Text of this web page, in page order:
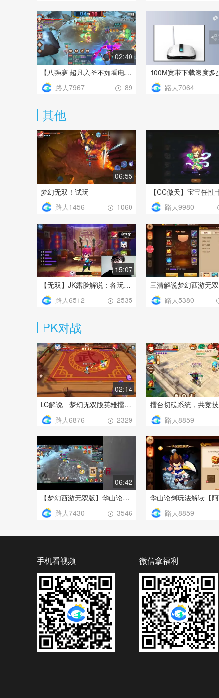
02:40
【八强赛 超凡入圣不如看电影吧VS超凡入圣暗影月刃】2019年3月第五周黄金组
89
路人7967 路人7064
其他
06:55
梦幻无双！试玩
1060
路人1456 路人9980
15:07
【无双】JK露脸解说：各玩法系统索引大全
2535
路人6512 路人5380
PK对战
02:14
LC解说：梦幻无双版英雄擂台，谁与争锋？
2329
路人6876 路人8859
06:42
【梦幻西游无双版】华山论剑讲解~
3546
路人7430
华山论剑玩法解读【
路人8859
手机看视频 微信拿福利